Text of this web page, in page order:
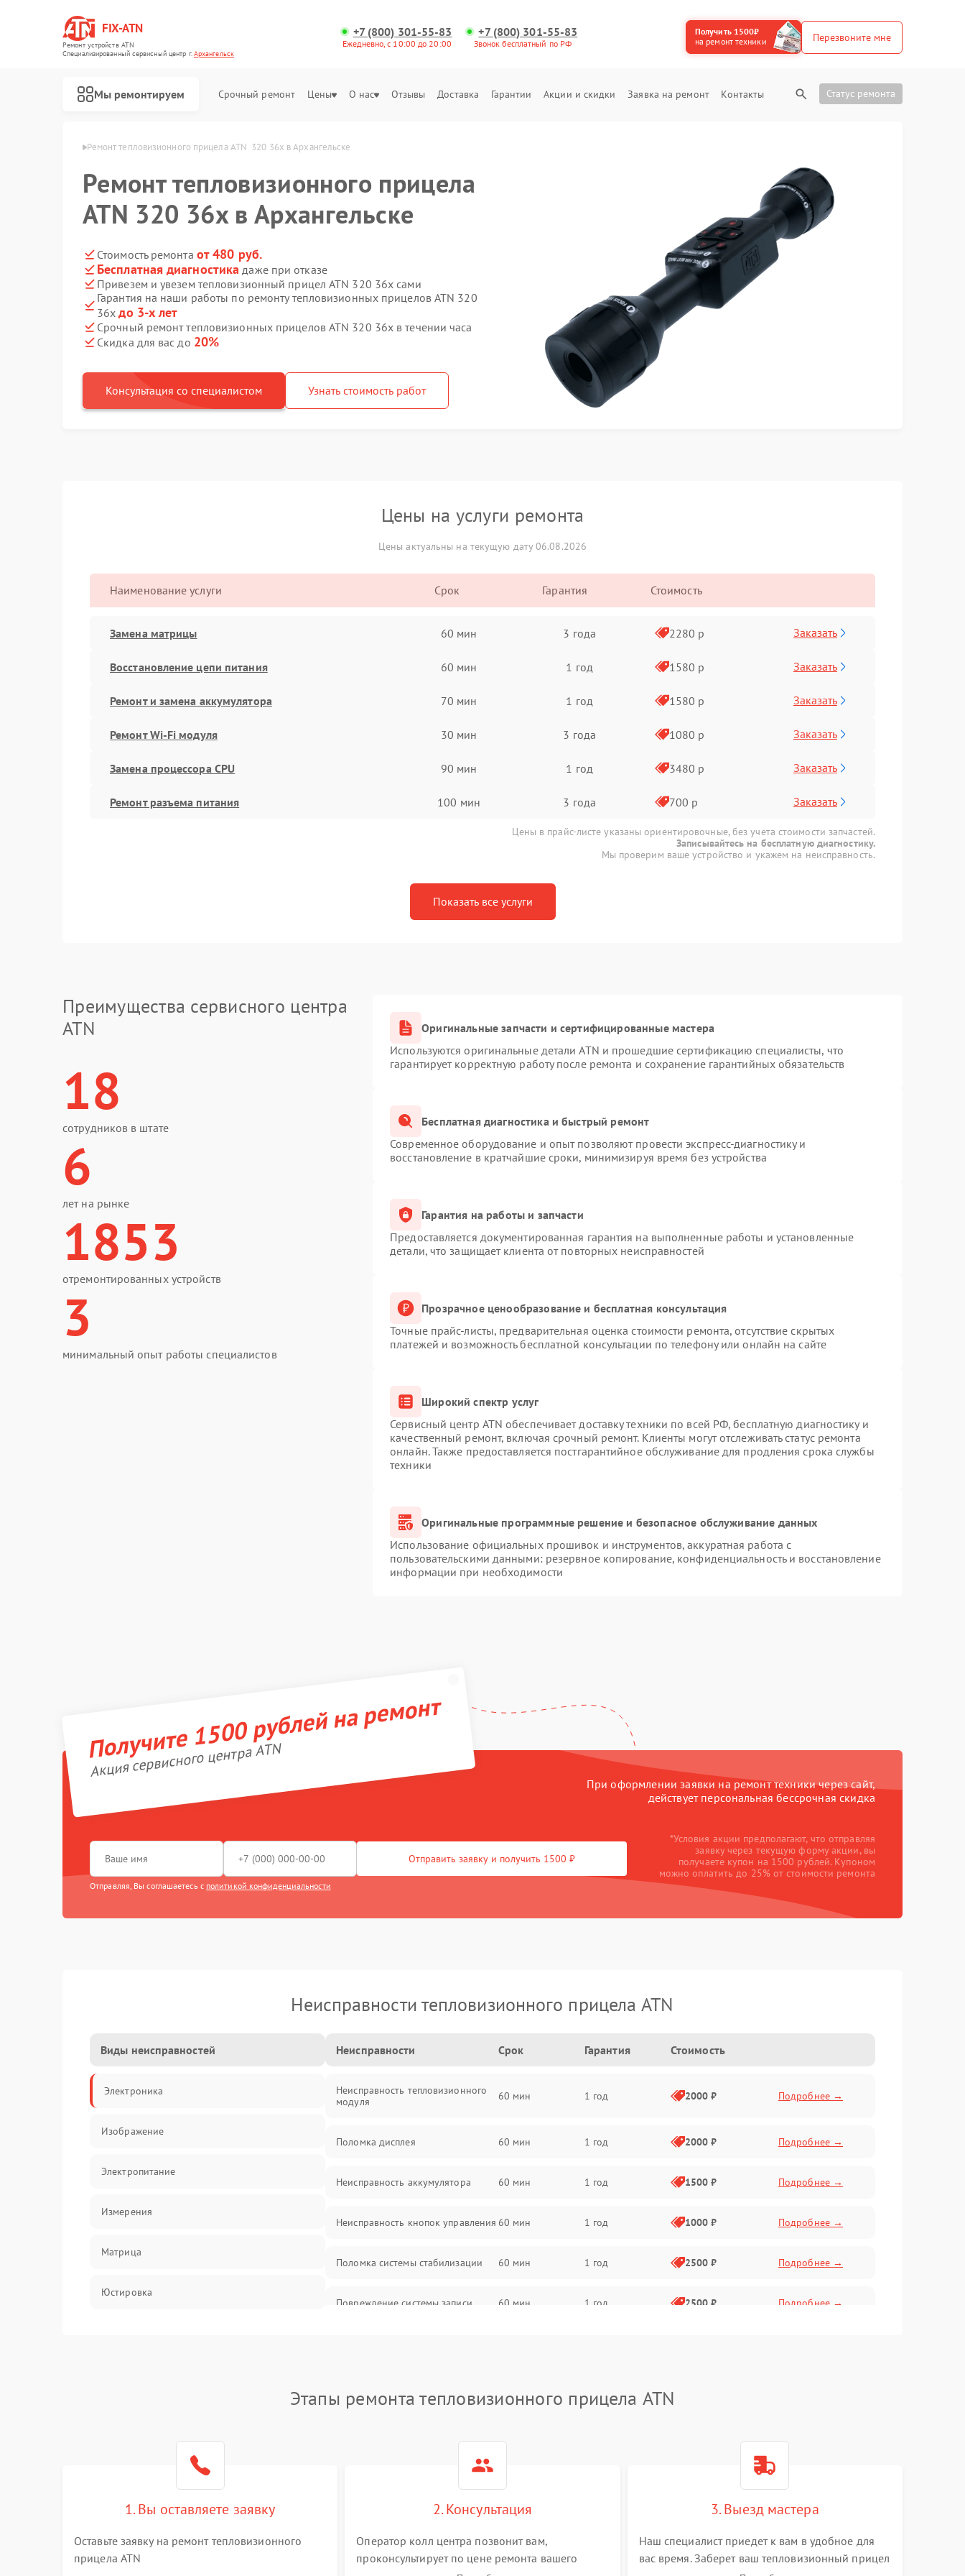
FIX-ATN
Ремонт устройств ATN
Специализированный cервисный центр г.Архангельск
+7 (800) 301-55-83
Ежедневно, с 10:00 до 20:00
+7 (800) 301-55-83
Звонок бесплатный по РФ
Получить 1500₽
на ремонт техники
Перезвоните мне
Мы ремонтируем Срочный ремонт Цены О нас Отзывы Доставка Гарантии Акции и скидки Заявка на ремонт Контакты Статус ремонта
Ремонт тепловизионного прицела ATN  320 36x в Архангельске
Ремонт тепловизионного прицела
ATN 320 36x в Архангельске
Стоимость ремонта от 480 руб.
Бесплатная диагностика даже при отказе
Привезем и увезем тепловизионный прицел ATN 320 36x сами
Гарантия на наши работы по ремонту тепловизионных прицелов ATN 320
36xдо 3-х лет
Срочный ремонт тепловизионных прицелов ATN 320 36x в течении часа
Скидка для вас до 20%
Консультация со специалистом Узнать стоимость работ
Цены на услуги ремонта
Цены актуальны на текущую дату 06.08.2026
Наименование услуги Срок Гарантия Стоимость
Замена матрицы 60 мин 3 года 2280 р Заказать
Восстановление цепи питания 60 мин 1 год 1580 р Заказать
Ремонт и замена аккумулятора 70 мин 1 год 1580 р Заказать
Ремонт Wi-Fi модуля 30 мин 3 года 1080 р Заказать
Замена процессора CPU 90 мин 1 год 3480 р Заказать
Ремонт разъема питания 100 мин 3 года 700 р Заказать
Цены в прайс-листе указаны ориентировочные, без учета стоимости запчастей.
Записывайтесь на бесплатную диагностику.
Мы проверим ваше устройство и укажем на неисправность.
Показать все услуги
Преимущества сервисного центра
ATN
18
сотрудников в штате
6
лет на рынке
1853
отремонтированных устройств
3
минимальный опыт работы специалистов
Оригинальные запчасти и сертифицированные мастера
Используются оригинальные детали ATN и прошедшие сертификацию специалисты, что
гарантирует корректную работу после ремонта и сохранение гарантийных обязательств
Бесплатная диагностика и быстрый ремонт
Современное оборудование и опыт позволяют провести экспресс-диагностику и
восстановление в кратчайшие сроки, минимизируя время без устройства
Гарантия на работы и запчасти
Предоставляется документированная гарантия на выполненные работы и установленные
детали, что защищает клиента от повторных неисправностей
Прозрачное ценообразование и бесплатная консультация
Точные прайс-листы, предварительная оценка стоимости ремонта, отсутствие скрытых
платежей и возможность бесплатной консультации по телефону или онлайн на сайте
Широкий спектр услуг
Сервисный центр ATN обеспечивает доставку техники по всей РФ, бесплатную диагностику и
качественный ремонт, включая срочный ремонт. Клиенты могут отслеживать статус ремонта
онлайн. Также предоставляется постгарантийное обслуживание для продления срока службы
техники
Оригинальные программные решение и безопасное обслуживание данных
Использование официальных прошивок и инструментов, аккуратная работа с
пользовательскими данными: резервное копирование, конфиденциальность и восстановление
информации при необходимости
Получите 1500 рублей на ремонт
Акция сервисного центра ATN
При оформлении заявки на ремонт техники через сайт,
действует персональная бессрочная скидка
Отправить заявку и получить 1500 ₽
Отправляя, Вы соглашаетесь с политикой конфиденциальности
*Условия акции предполагают, что отправляя
заявку через текущую форму акции, вы
получаете купон на 1500 рублей. Купоном
можно оплатить до 25% от стоимости ремонта
Неисправности тепловизионного прицела ATN
Виды неисправностей
Электроника
Изображение
Электропитание
Измерения
Матрица
Юстировка
Неисправности Срок Гарантия Стоимость
Неисправность тепловизионного
модуля
60 мин 1 год 2000 ₽ Подробнее →
Поломка дисплея 60 мин 1 год 2000 ₽ Подробнее →
Неисправность аккумулятора 60 мин 1 год 1500 ₽ Подробнее →
Неисправность кнопок управления 60 мин 1 год 1000 ₽ Подробнее →
Поломка системы стабилизации 60 мин 1 год 2500 ₽ Подробнее →
Повреждение системы записи 60 мин 1 год 2500 ₽ Подробнее →
автоматического отключения
короткого замыкания
Этапы ремонта тепловизионного прицела ATN
1. Вы оставляете заявку
Оставьте заявку на ремонт тепловизионного
прицела ATN
2. Консультация
Оператор колл центра позвонит вам,
проконсультирует по цене ремонта вашего
3. Выезд мастера
Наш специалист приедет к вам в удобное для
вас время. Заберет ваш тепловизионный прицел